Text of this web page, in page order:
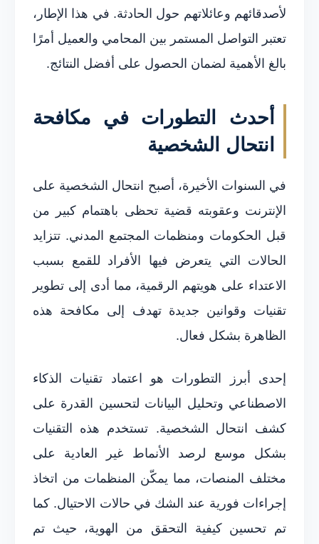
لأصدقائهم وعائلاتهم حول الحادثة. في هذا الإطار،
تعتبر التواصل المستمر بين المحامي والعميل أمرًا
بالغ الأهمية لضمان الحصول على أفضل النتائج.
أحدث التطورات في مكافحة
انتحال الشخصية
في السنوات الأخيرة، أصبح انتحال الشخصية على
الإنترنت وعقوبته قضية تحظى باهتمام كبير من
قبل الحكومات ومنظمات المجتمع المدني. تتزايد
الحالات التي يتعرض فيها الأفراد للقمع بسبب
الاعتداء على هويتهم الرقمية، مما أدى إلى تطوير
تقنيات وقوانين جديدة تهدف إلى مكافحة هذه
الظاهرة بشكل فعال.
إحدى أبرز التطورات هو اعتماد تقنيات الذكاء
الاصطناعي وتحليل البيانات لتحسين القدرة على
كشف انتحال الشخصية. تستخدم هذه التقنيات
بشكل موسع لرصد الأنماط غير العادية على
مختلف المنصات، مما يمكّن المنظمات من اتخاذ
إجراءات فورية عند الشك في حالات الاحتيال. كما
تم تحسين كيفية التحقق من الهوية، حيث تم